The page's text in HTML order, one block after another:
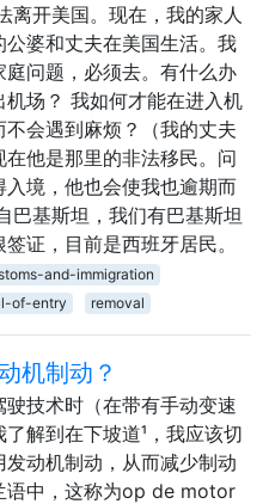
离开美国。现在，我的家人
婆和丈夫在美国生活。我
问题，必须去。有什么办
机场？ 我如何才能在进入机
会遇到麻烦？（我的丈夫
他是那里的非法移民。问
境，他也会使我也逾期而
巴基斯坦，我们有巴基斯坦
证，目前是西班牙居民。
and-immigration
of-entry removal
机制动？
驶技术时（在带有手动变速
解到在下坡道¹，我应该切
动机制动，从而减少制动
语中，这称为op de motor